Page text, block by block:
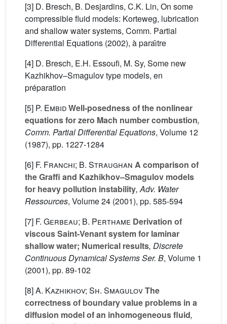
[3] D. Bresch, B. Desjardins, C.K. Lin, On some
compressible fluid models: Korteweg, lubrication
and shallow water systems, Comm. Partial
Differential Equations (2002), à paraı̂tre
[4] D. Bresch, E.H. Essoufi, M. Sy, Some new
Kazhikhov–Smagulov type models, en
préparation
[5] P. EmbidWell-posedness of the nonlinear
equations for zero Mach number combustion,
Comm. Partial Differential Equations, Volume 12
(1987), pp. 1227-1284
[6] F. Franchi; B. Straughan A comparison of
the Graffi and Kazhikhov–Smagulov models
for heavy pollution instability, Adv. Water
Ressources, Volume 24 (2001), pp. 585-594
[7] F. Gerbeau; B. Perthame Derivation of
viscous Saint-Venant system for laminar
shallow water; Numerical results, Discrete
Continuous Dynamical Systems Ser. B, Volume 1
(2001), pp. 89-102
[8]A. Kazhikhov; Sh. SmagulovThe
correctness of boundary value problems in a
diffusion model of an inhomogeneous fluid,